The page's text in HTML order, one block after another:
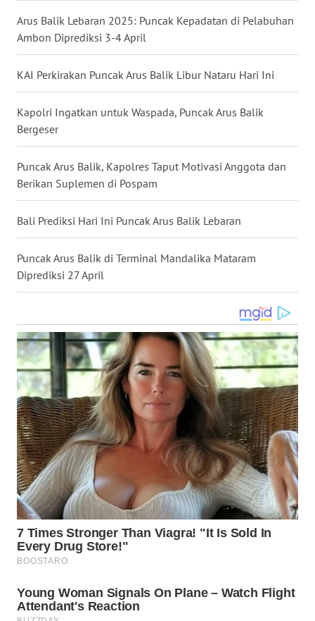
Arus Balik Lebaran 2025: Puncak Kepadatan di Pelabuhan
Ambon Diprediksi 3-4 April
KAI Perkirakan Puncak Arus Balik Libur Nataru Hari Ini
Kapolri Ingatkan untuk Waspada, Puncak Arus Balik
Bergeser
Puncak Arus Balik, Kapolres Taput Motivasi Anggota dan
Berikan Suplemen di Pospam
Bali Prediksi Hari Ini Puncak Arus Balik Lebaran
Puncak Arus Balik di Terminal Mandalika Mataram
Diprediksi 27 April
WN
NUSANTARA
WN
JATIM
WN
BALI
WN
KALBAR
WN
KALTENG
WN
KALTARA
WN
KALSEL
WN
KALTIM
WN
SULSEL
WN
GORONTALO
WN
SULUT